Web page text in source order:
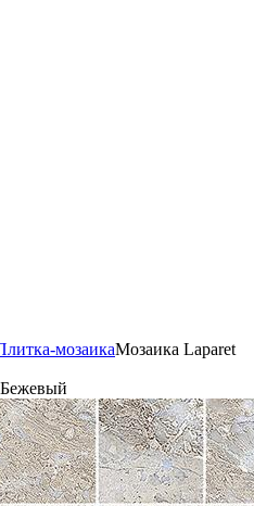
мозаикаМозаика Laparet